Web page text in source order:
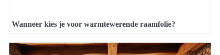
Wanneer kies je voor warmtewerende raamfolie?